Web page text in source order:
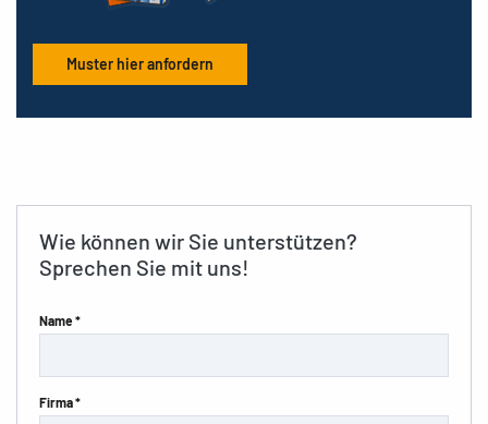
Muster hier anfordern
Wie können wir Sie unterstützen?
Sprechen Sie mit uns!
Name *
Firma *